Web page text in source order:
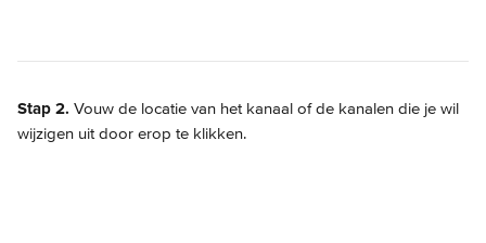
Stap 2. Vouw de locatie van het kanaal of de kanalen die je wil
wijzigen uit door erop te klikken.